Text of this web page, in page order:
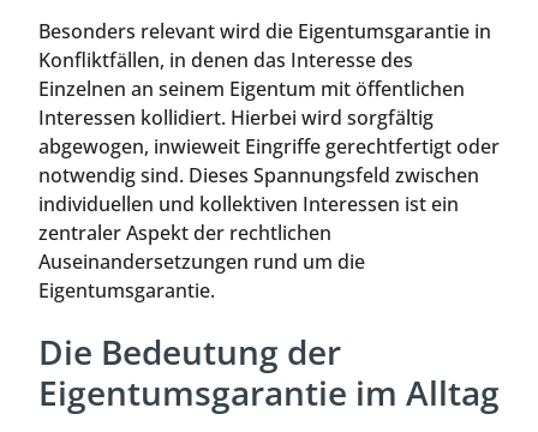
Besonders relevant wird die Eigentumsgarantie in
Konfliktfällen, in denen das Interesse des
Einzelnen an seinem Eigentum mit öffentlichen
Interessen kollidiert. Hierbei wird sorgfältig
abgewogen, inwieweit Eingriffe gerechtfertigt oder
notwendig sind. Dieses Spannungsfeld zwischen
individuellen und kollektiven Interessen ist ein
zentraler Aspekt der rechtlichen
Auseinandersetzungen rund um die
Eigentumsgarantie.
Die Bedeutung der
Eigentumsgarantie im Alltag